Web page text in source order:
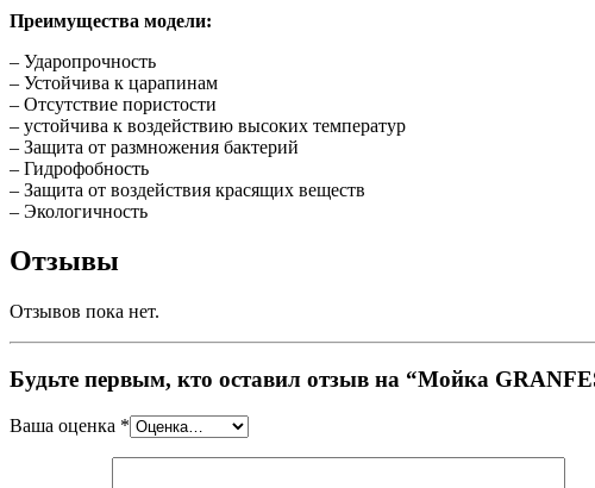
Преимущества модели:
– Ударопрочность
– Устойчива к царапинам
– Отсутствие пористости
– устойчива к воздействию высоких температур
– Защита от размножения бактерий
– Гидрофобность
– Защита от воздействия красящих веществ
– Экологичность
Отзывы
Отзывов пока нет.
Будьте первым, кто оставил отзыв на “Мойка
Ваша оценка *